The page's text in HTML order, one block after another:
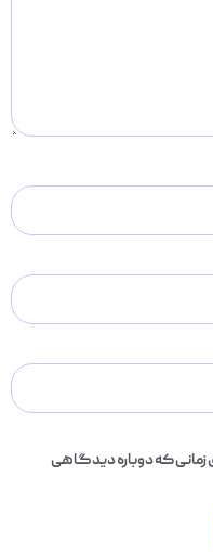
زمانی که دوباره دیدگاهی